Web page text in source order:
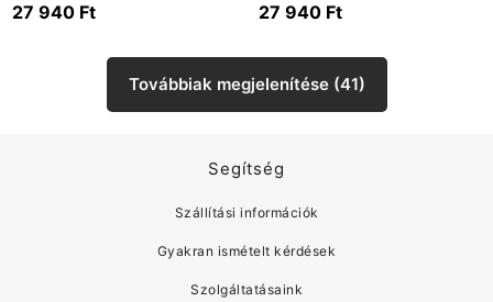
27 940 Ft 27 940 Ft
Továbbiak megjelenítése (41)
Segítség
Szállítási információk
Gyakran ismételt kérdések
Szolgáltatásaink